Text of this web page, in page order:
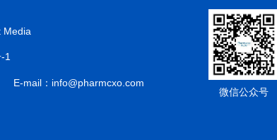
Media
1
E-mail：info@pharmcxo.com
微信公众号